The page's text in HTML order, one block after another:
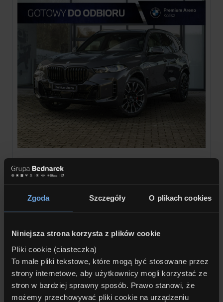
Zgoda Szczegóły O plikach cookies
Niniejsza strona korzysta z plików cookie
Pliki cookie (ciasteczka)
To małe pliki tekstowe, które mogą być stosowane przez
strony internetowe, aby użytkownicy mogli korzystać ze
stron w bardziej sprawny sposób. Prawo stanowi, że
możemy przechowywać pliki cookie na urządzeniu
PALIWO: diesel
ROK PRODUKCJI:
POJ. SILNIKA[CM3]: 2993
NAPĘD:
4x4_staly
LICZBA DZWI: 5
KOLOR: szary
SZCZEGÓŁY OFERTY
Cena
BMW 440 M440I XDRIVE GRAN COUPE
DOSTĘPNY OD RĘKI!